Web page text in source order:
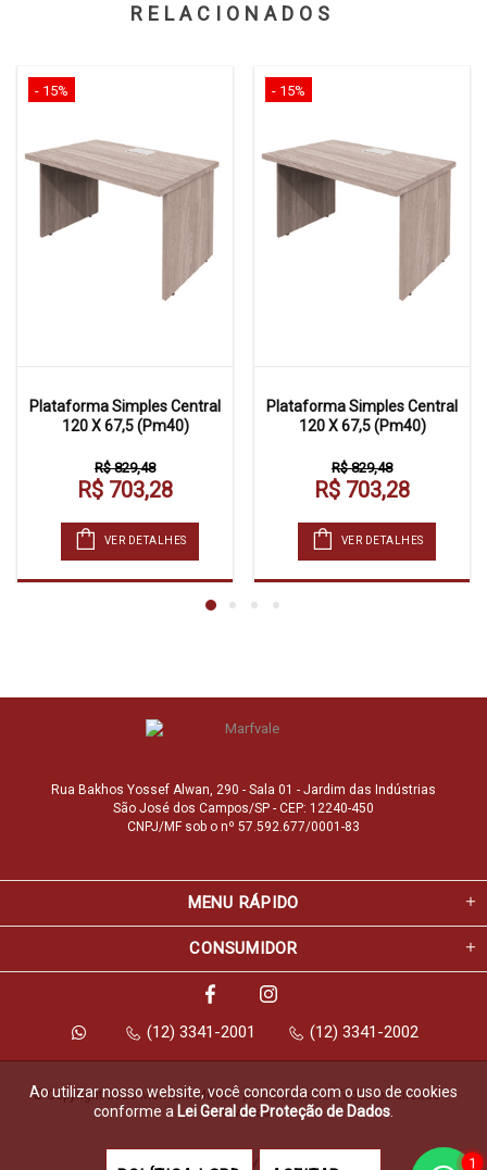
RELACIONADOS
- 15%
Plataforma Simples Central
120 X 67,5 (Pm40)
R$ 829,48
R$ 703,28
VER DETALHES
- 15%
Plataforma Simples Central
120 X 67,5 (Pm40)
R$ 829,48
R$ 703,28
VER DETALHES
Rua Bakhos Yossef Alwan, 290 - Sala 01 - Jardim das Indústrias
São José dos Campos/SP - CEP: 12240-450
CNPJ/MF sob o nº 57.592.677/0001-83
MENU RÁPIDO
CONSUMIDOR
(12) 3341-2001 (12) 3341-2002
© Copyright 2026 Marfvale Móveis para Escritório. Todos os direitos
reservados.
Feito com
Ao utilizar nosso website, você concorda com o uso de cookies
conforme a Lei Geral de Proteção de Dados
1